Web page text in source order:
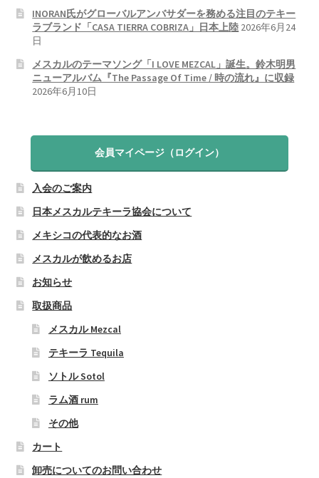
INORAN氏がグローバルアンバサダーを務める注目のテキー
ラブランド「CASA TIERRA COBRIZA」日本上陸 2026年6月24
日
メスカルのテーマソング「I LOVE MEZCAL」誕生。鈴木明男
ニューアルバム『The Passage Of Time / 時の流れ』に収録
2026年6月10日
会員マイページ（ログイン）
入会のご案内
日本メスカルテキーラ協会について
メキシコの代表的なお酒
メスカルが飲めるお店
お知らせ
取扱商品
メスカル Mezcal
テキーラ Tequila
ソトル Sotol
ラム酒 rum
その他
カート
卸売についてのお問い合わせ